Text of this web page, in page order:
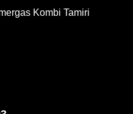
Kombi Tamiri